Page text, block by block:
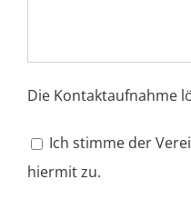
Die Kontaktaufnahme
Ich stimme der
hiermit zu.